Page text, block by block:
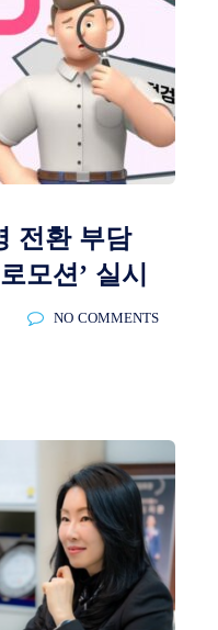
전환 부담
모션’ 실시
NO COMMENTS